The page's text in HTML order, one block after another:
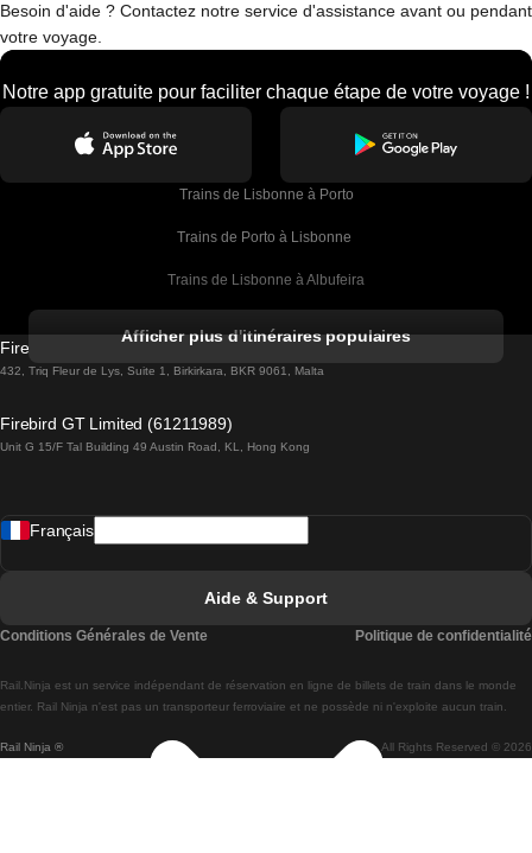
Besoin d'aide ? Contactez notre service d'assistance avant ou pendant
votre voyage.
Notre app gratuite pour faciliter chaque étape de votre voyage !
Trains de Lisbonne à Porto
Trains de Porto à Lisbonne
Trains de Lisbonne à Albufeira
Trains de Lisbonne à Lagos
Trains de Lisbonne à Madrid
Trains de Lisbonne à Braga
Trains de Braga à Lisbonne
Afficher plus d'itinéraires populaires
Firebird GT Limited (OC 1451)
432, Triq Fleur de Lys, Suite 1, Birkirkara, BKR 9061, Malta
Firebird GT Limited (61211989)
Unit G 15/F Tal Building 49 Austin Road, KL, Hong Kong
Rail Ninja ® All Rights Reserved © 2026
Rail.Ninja est un service indépendant de réservation en ligne de billets de train dans le monde
entier. Rail Ninja n'est pas un transporteur ferroviaire et ne possède ni n'exploite aucun train.
Français
Aide & Support
Conditions Générales de Vente Politique de confidentialité